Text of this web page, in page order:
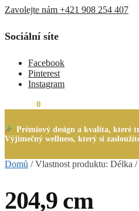
Zavolejte nám +421 908 254 407
Sociální síte
Facebook
Pinterest
Instagram
0
Prémiový design a kvalita, které
Výjimečný wellness, který si
Domů /Vlastnost produktu: Délka /
204,9 cm